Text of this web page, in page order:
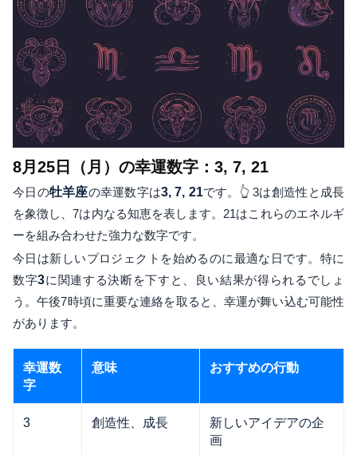
8月25日（月）の幸運数字：3, 7, 21
今日の牡羊座の幸運数字は3, 7, 21です。👆 3は創造性と成長
を象徴し、7は内なる知恵を表します。21はこれらのエネルギ
ーを組み合わせた強力な数字です。
今日は新しいプロジェクトを始めるのに最適な日です。特に
数字3に関連する決断を下すと、良い結果が得られるでしょ
う。午後7時頃に重要な連絡を取ると、幸運が舞い込む可能性
があります。
幸運数
字
意味 おすすめの行動
3 創造性、成長
新しいアイデアの企
画